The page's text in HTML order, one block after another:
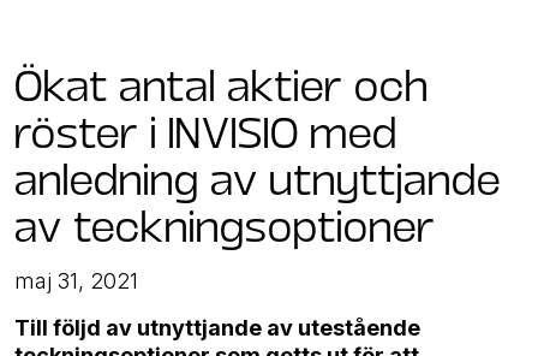
Ökat antal aktier och
röster i INVISIO med
anledning av utnyttjande
av teckningsoptioner
maj 31, 2021
Till följd av utnyttjande av utestående